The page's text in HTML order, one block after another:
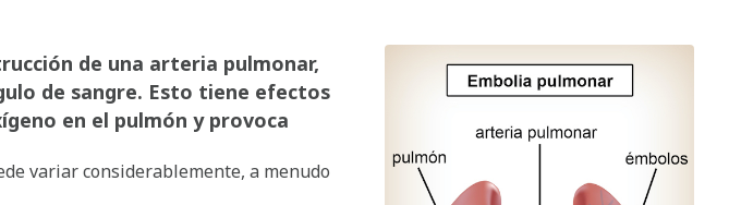
de una arteria pulmonar,
de sangre. Esto tiene efectos
en el pulmón y provoca
variar considerablemente, a menudo